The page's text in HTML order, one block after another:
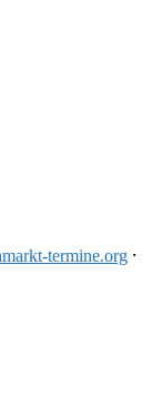
termine.org ⸱